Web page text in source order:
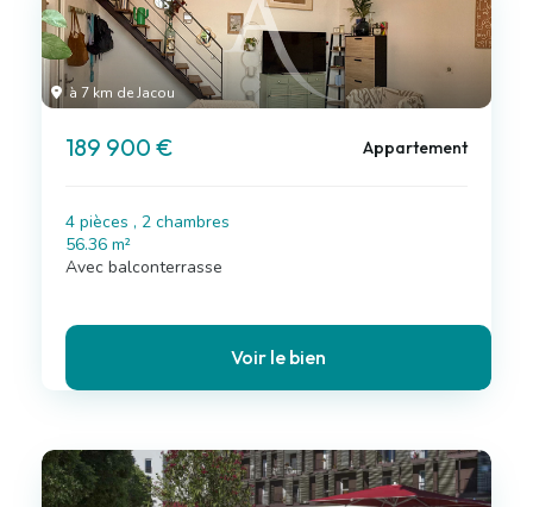
à 7 km de Jacou
189 900 € Appartement
4 pièces , 2 chambres
56.36 m²
Avec balconterrasse
Voir le bien